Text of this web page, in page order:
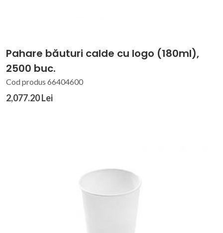
Pahare băuturi calde cu logo (180ml),
2500 buc.
Cod produs 66404600
2,077.20 Lei